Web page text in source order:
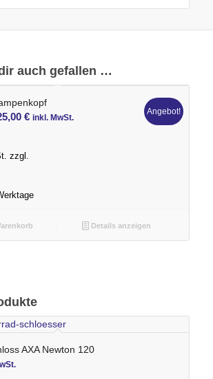
auch gefallen …
€Aktueller
inkl. MwSt.
Angebot!
zzgl.
Details anzeigen
AXA Newton 120